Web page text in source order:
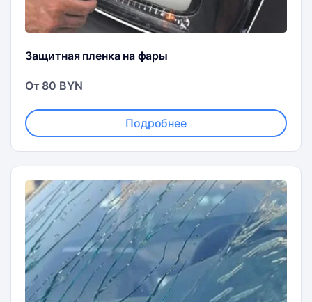
Защитная пленка на фары
От 80 BYN
Подробнее